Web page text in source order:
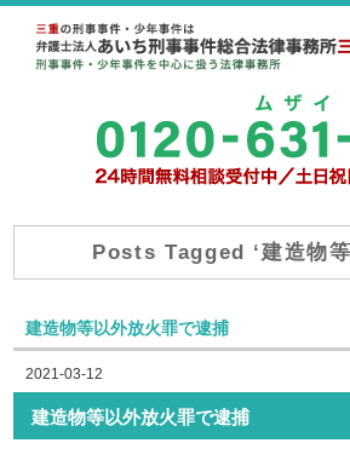
Posts Tagged ‘建造物等
建造物等以外放火罪で逮捕
2021-03-12
建造物等以外放火罪で逮捕